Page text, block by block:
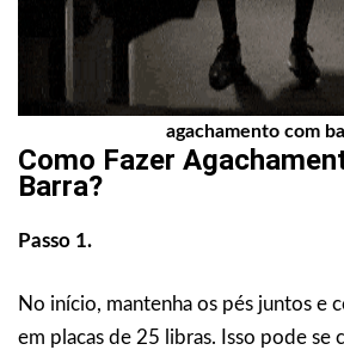
agachamento com
Como Fazer
Barra?
Passo 1.
No início, mantenha os pés juntos e
em placas de 25 libras. Isso pode se